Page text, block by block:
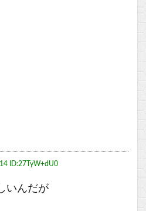
ID:27TyW+dU0
いんだが